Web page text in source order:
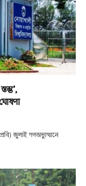
জুলাই গণঅভ্যুত্থানে